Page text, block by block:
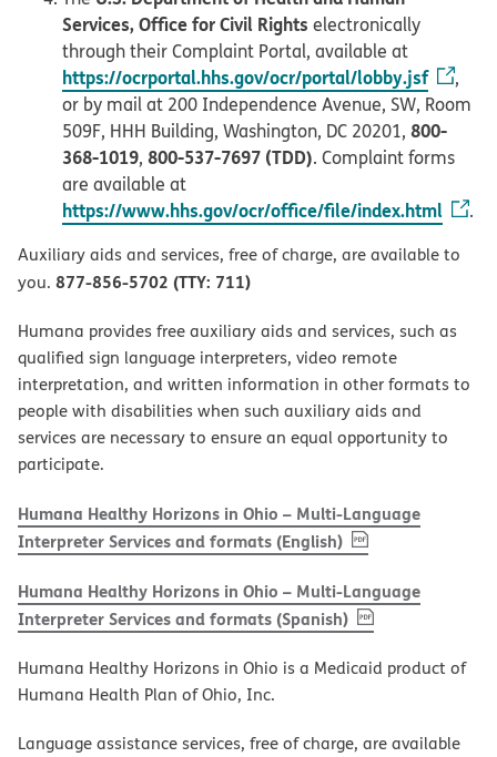
Services, Office for Civil Rights electronically
through their Complaint Portal, available at
https://ocrportal.hhs.gov/ocr/portal/lobby.jsf
,
or by mail at 200 Independence Avenue, SW, Room
509F, HHH Building, Washington, DC 20201, 800-
368-1019, 800-537-7697 (TDD). Complaint forms
are available at
https://www.hhs.gov/ocr/office/file/index.html .
Auxiliary aids and services, free of charge, are available to
you. 877-856-5702 (TTY: 711)
Humana provides free auxiliary aids and services, such as
qualified sign language interpreters, video remote
interpretation, and written information in other formats to
people with disabilities when such auxiliary aids and
services are necessary to ensure an equal opportunity to
participate.
Humana Healthy Horizons in Ohio – Multi-Language
Interpreter Services and formats (English), PDF(opens in new
Humana Healthy Horizons in Ohio – Multi-Language
Interpreter Services and formats (Spanish), PDF(opens in new
Humana Healthy Horizons in Ohio is a Medicaid product of
Humana Health Plan of Ohio, Inc.
Language assistance services, free of charge, are available